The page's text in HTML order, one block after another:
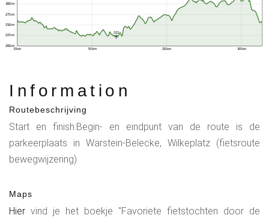
0 km 10 km 20 km 30 km
200 m
225 m
250 m
275 m
300 m
222
Information
Routebeschrijving
Start en finish:Begin- en eindpunt van de route is de
parkeerplaats in Warstein-Belecke, Wilkeplatz (fietsroute
bewegwijzering)
Maps
Hier vind je het boekje "Favoriete fietstochten door de